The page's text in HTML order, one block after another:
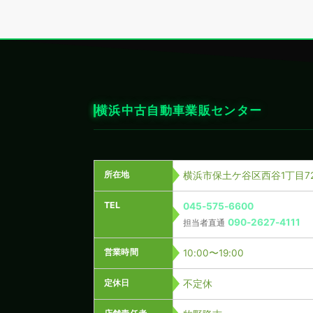
横浜中古自動車業販センター
所在地 横浜市保土ケ谷区西谷1丁目
TEL 045-575-6600
担当者直通 090-2627-4111
営業時間 10:00〜19:00
定休日 不定休